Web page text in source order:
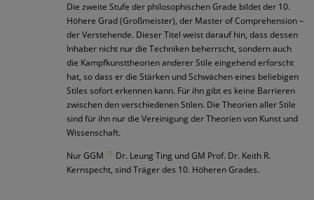
Die zweite Stufe der philosophischen Grade bildet der 10.
Höhere Grad (Großmeister), der Master of Comprehension –
der Verstehende. Dieser Titel weist darauf hin, dass dessen
Inhaber nicht nur die Techniken beherrscht, sondern auch
die Kampfkunsttheorien anderer Stile eingehend erforscht
hat, so dass er die Stärken und Schwächen eines beliebigen
Stiles sofort erkennen kann. Für ihn gibt es keine Barrieren
zwischen den verschiedenen Stilen. Die Theorien aller Stile
sind für ihn nur die Vereinigung der Theorien von Kunst und
Wissenschaft.
Nur GGM 12 Dr. Leung Ting und GM Prof. Dr. Keith R.
Kernspecht, sind Träger des 10. Höheren Grades.